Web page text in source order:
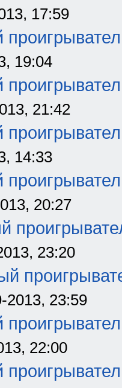
17:59
19:04
21:42
14:33
20:27
23:20
2013, 23:59
22:00